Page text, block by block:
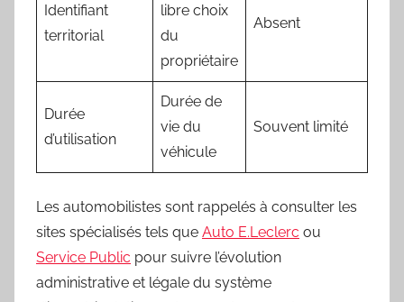
Identifiant
territorial
libre choix
du
propriétaire
Absent
Durée
d’utilisation
Durée de
vie du
véhicule
Souvent limité
Les automobilistes sont rappelés à consulter les
sites spécialisés tels que Auto E.Leclerc ou
Service Public pour suivre l’évolution
administrative et légale du système